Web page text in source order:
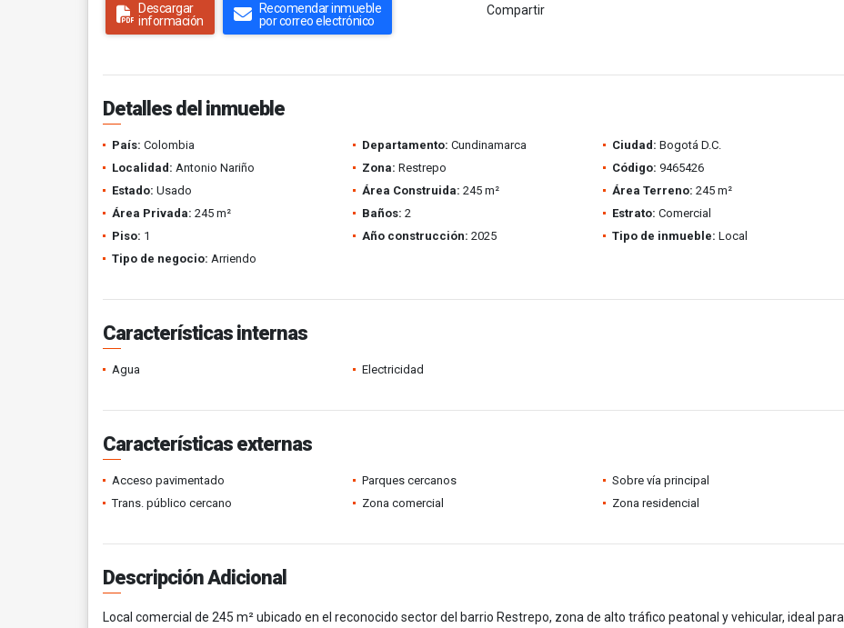
Descargar
información
Recomendar inmueble
por correo electrónico
Compartir
Detalles del inmueble
País: Colombia Departamento: Cundinamarca Ciudad: Bogotá D.C.
Localidad: Antonio Nariño Zona: Restrepo Código: 9465426
Estado: Usado Área Construida: 245 m² Área Terreno: 245 m²
Área Privada: 245 m² Baños: 2 Estrato: Comercial
Piso: 1 Año construcción: 2025 Tipo de inmueble: Local
Tipo de negocio: Arriendo
Características internas
Agua Electricidad
Características externas
Acceso pavimentado Parques cercanos
Sobre vía principal
Trans. público cercano
Zona comercial Zona residencial
Descripción Adicional
Local comercial de 245 m² ubicado en el reconocido sector del barrio Restrepo, zona de alto tráfico peatonal y vehicular, ideal para